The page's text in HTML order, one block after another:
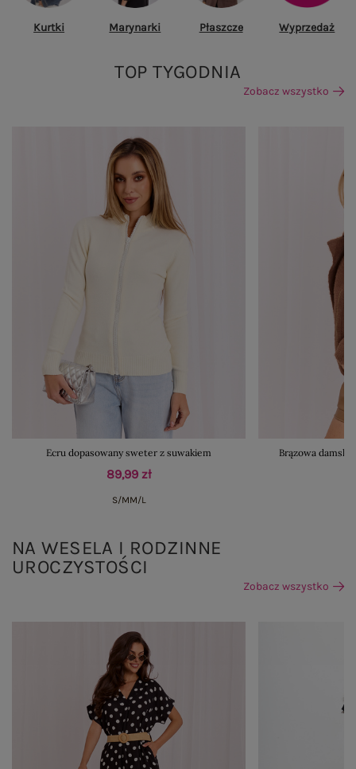
Kurtki Marynarki Płaszcze Wyprzedaż
TOP TYGODNIA
Zobacz wszystko
Ecru dopasowany sweter z suwakiem
89,99 zł
S/MM/L
Brązowa
NA WESELA I RODZINNE
UROCZYSTOŚCI
Zobacz wszystko